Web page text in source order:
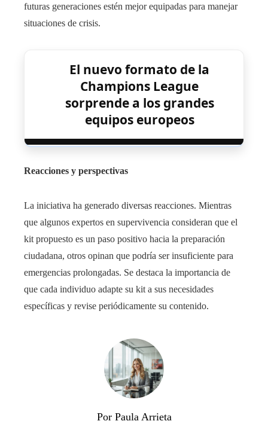
futuras generaciones estén mejor equipadas para manejar
situaciones de crisis. ​
El nuevo formato de la
Champions League
sorprende a los grandes
equipos europeos
Reacciones y perspectivas
La iniciativa ha generado diversas reacciones. Mientras
que algunos expertos en supervivencia consideran que el
kit propuesto es un paso positivo hacia la preparación
ciudadana, otros opinan que podría ser insuficiente para
emergencias prolongadas. Se destaca la importancia de
que cada individuo adapte su kit a sus necesidades
específicas y revise periódicamente su contenido. ​
Por Paula Arrieta